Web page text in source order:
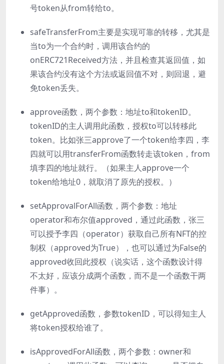
号token从from转给to。
safeTransferFrom主要是实现可靠的转移，尤其是
当to为一个合约时，调用该合约的
onERC721Received方法，并且检查其返回值，如
果该合约没有这个方法或返回值不对，则回退，避
免token丢失。
approve函数，两个参数：地址to和tokenID。
tokenID的主人调用此函数，授权to可以转移此
token。比如张三approve了一个token给李四，李
四就可以用transferFrom函数转走该token，from
填李四的地址就行。（如果主人approve一个
token给地址0，就取消了原先的授权。）
setApprovalForAll函数，两个参数：地址
operator和布尔值approved，通过此函数，张三
可以授予李四（operator）获取自己所有NFT的控
制权（approved为True），也可以通过为False的
approved收回此授权（说实话，这个函数设计得
不太好，应该分成两个函数，而不是一个函数干两
件事）。
getApproved函数，参数tokenID，可以得知主人
将token授权给谁了。
isApprovedForAll函数，两个参数：owner和